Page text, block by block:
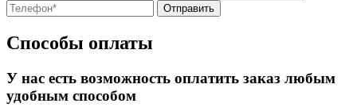
Отправить
Способы оплаты
У нас есть возможность оплатить заказ любым
удобным способом